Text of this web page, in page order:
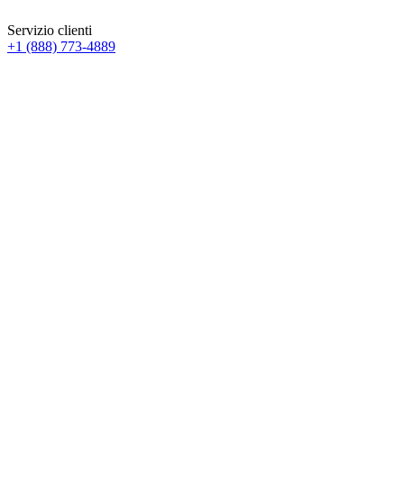
Servizio clienti
+1 (888) 773-4889